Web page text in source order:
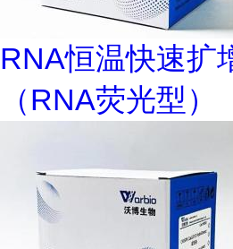
RNA恒温快速扩
（RNA荧光型）